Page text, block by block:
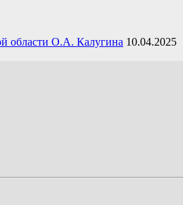
области О.А. Калугина 10.04.2025